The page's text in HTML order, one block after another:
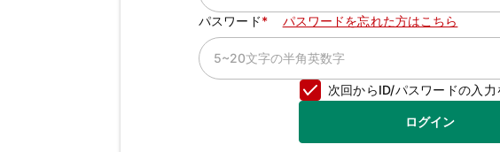
パスワード パスワードを忘れた方はこちら
次回からID/パスワードの入力
ログイン